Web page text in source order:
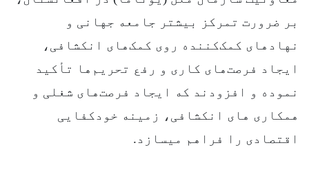
بر ضرورت تمرکز بیشتر جامعه جهانی و
نهادهای کمک‌کننده روی کمک‌های انکشافی،
ایجاد فرصت‌های کاری و رفع تحریم‌ها تأکید
نموده و افزودند که ایجاد فرصت‌های شغلی و
همکاری های انکشافی، زمینه خودکفایی
اقتصادی را فراهم میسازد.